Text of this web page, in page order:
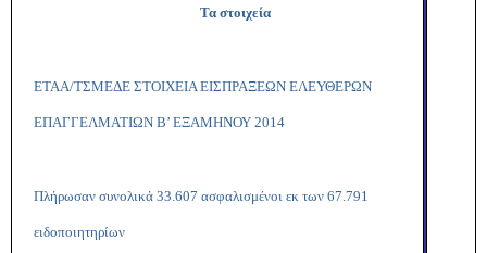
Τα στοιχεία
ΕΤΑΑ/ΤΣΜΕΔΕ ΣΤΟΙΧΕΙΑ ΕΙΣΠΡΑΞΕΩΝ ΕΛΕΥΘΕΡΩΝ
ΕΠΑΓΓΕΛΜΑΤΙΩΝ Β’ ΕΞΑΜΗΝΟΥ 2014
Πλήρωσαν συνολικά 33.607 ασφαλισμένοι εκ των 67.791
ειδοποιητηρίων